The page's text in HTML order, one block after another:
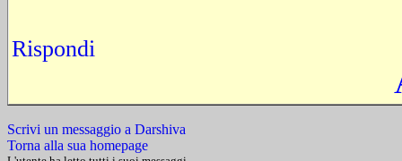
Rispondi
Scrivi un messaggio a Darshiva
Torna alla sua homepage